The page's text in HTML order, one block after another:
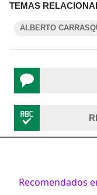
TEMAS
ALBERTO
Recomendados